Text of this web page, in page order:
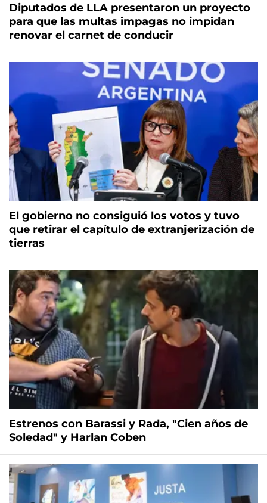
Diputados de LLA presentaron un proyecto
para que las multas impagas no impidan
renovar el carnet de conducir
El gobierno no consiguió los votos y tuvo
que retirar el capítulo de extranjerización de
tierras
Estrenos con Barassi y Rada, "Cien años de
Soledad" y Harlan Coben